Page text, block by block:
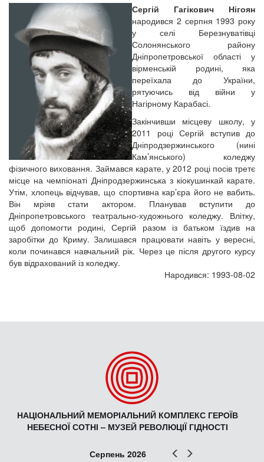
Сергій Гагікович Нігоян
народився 2 серпня 1993 року
у селі Березнуватівці
Солонянського району
Дніпропетровської області у
вірменській родині, яка
переїхала до України,
рятуючись від війни у
Нагірному Карабасі.
Закінчивши місцеву школу, у
2011 році Сергій вступив до
Дніпродзержинського (нині
Кам’янського) коледжу
фізичного виховання. Займався карате, у 2012 році посів третє
місце на чемпіонаті Дніпродзержинська з кіокушинкай карате.
Утім, хлопець відчував, що спортивна кар’єра його не вабить.
Він мріяв стати актором. Планував вступити до
Дніпропетровського театрально-художнього коледжу. Влітку,
щоб допомогти родині, Сергій разом із батьком їздив на
заробітки до Криму. Залишався працювати навіть у вересні,
коли починався навчальний рік. Через це після другого курсу
був відрахований із коледжу.
Народився: 1993-08-02
НАЦІОНАЛЬНИЙ МЕМОРІАЛЬНИЙ КОМПЛЕКС ГЕРОЇВ
НЕБЕСНОЇ СОТНІ – МУЗЕЙ РЕВОЛЮЦІЇ ГІДНОСТІ
Попер
Серпень 2026